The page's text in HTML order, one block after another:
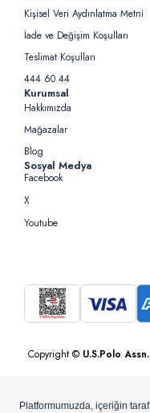
Kişisel Veri Aydınlatma Metni
İade ve Değişim Koşulları
Teslimat Koşulları
444 60 44
Kurumsal
Hakkımızda
Mağazalar
Blog
Sosyal Medya
Facebook
X
Youtube
Copyright © U.S.Polo Assn.